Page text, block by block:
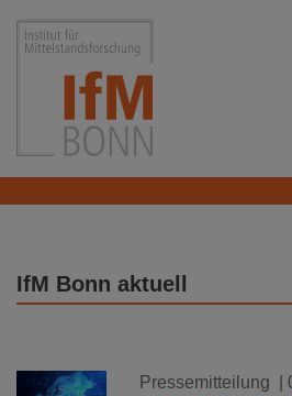
Institut für
IfM Bonn aktuell
Pressemitteilung